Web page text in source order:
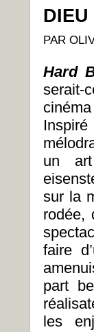
PAR
Hard
serait-
un
sur la
rodée,
faire
part
les